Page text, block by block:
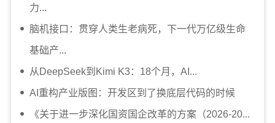
力...
脑机接口：贯穿人类生老病死，下一代万亿级生命
基础产...
从DeepSeek到Kimi K3：18个月，AI...
AI重构产业版图：开发区到了换底层代码的时候
《关于进一步深化国资国企改革的方案（2026-20...